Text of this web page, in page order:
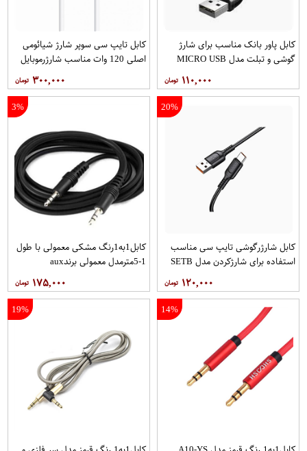
کابل پاور بانک مناسب برای شارژ
گوشی و تبلت مدل MICRO USB
۱۱۰,۰۰۰
کابل تایپ سی سوپر شارژ شیائومی
اصلی 120 وات مناسب شارژرموبایل
تبلت و... مدل شیائومی SUPER
CHARGER
۳۰۰,۰۰۰
20%
کابل شارژرگوشی تایپ سی مناسب
استفاده برای شارژکردن مدل SETB
۱۲۰,۰۰۰
3%
کابل1به1رنگ مشکی معمولی با طول
1-5مترمدل معمولی برندaux
۱۷۵,۰۰۰
14%
19%